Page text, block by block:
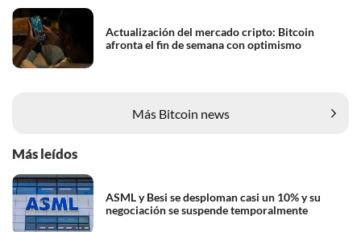
Actualización del mercado cripto: Bitcoin
afronta el fin de semana con optimismo
Más Bitcoin news
Más leídos
ASML y Besi se desploman casi un 10% y su
negociación se suspende temporalmente